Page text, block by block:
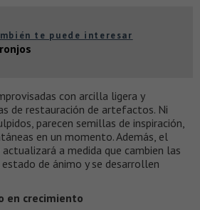
te puede interesar
con arcilla ligera y
de restauración de artefactos. Ni
parecen semillas de inspiración,
en un momento. Además, el
a medida que cambien las
de ánimo y se desarrollen
en crecimiento